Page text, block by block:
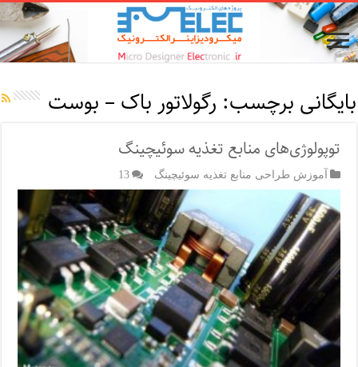
بایگانی برچسب: رگولاتور باک – بوست
توپولوژی‌های منابع تغذیه سوئیچینگ
آموزش طراحی منابع تغذیه سوئیچینگ 13